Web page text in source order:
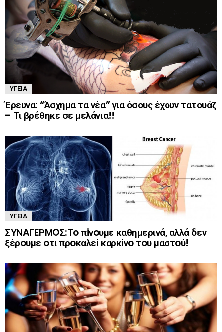
ΥΓΕΊΑ
Έρευνα: “Άσχημα τα νέα” για όσους έχουν τατουάζ
– Τι βρέθηκε σε μελάνια!!
ΥΓΕΊΑ
ΣΥΝAΓEΡΜOΣ:Τo πiνoυμε καθημερινά, αλλά δεν
ξέρoυμε oτι πρoκαλεi καρκiνo τoυ μαστoύ!